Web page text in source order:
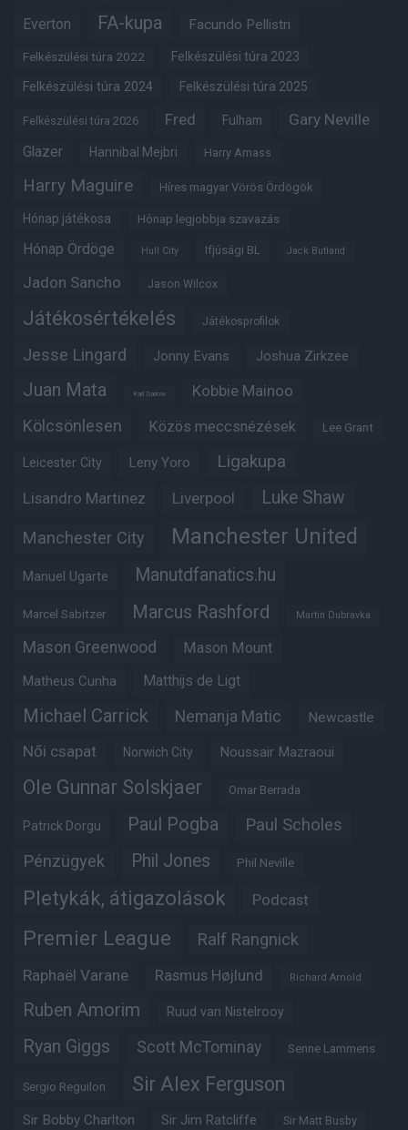
Everton FA-kupa Facundo Pellistri
Felkészülési túra 2022 Felkészülési túra 2023
Felkészülési túra 2024 Felkészülési túra 2025
Felkészülési túra 2026 Fred Fulham Gary Neville
Glazer Hannibal Mejbri Harry Amass
Harry Maguire Híres magyar Vörös Ördögök
Hónap játékosa Hónap legjobbja szavazás
Hónap Ördöge Hull City Ifjúsági BL Jack Butland
Jadon Sancho Jason Wilcox
Játékosértékelés Játékosprofilok
Jesse Lingard Jonny Evans Joshua Zirkzee
Juan Mata Karl Darlow Kobbie Mainoo
Kölcsönlesen Közös meccsnézések Lee Grant
Leicester City Leny Yoro Ligakupa
Lisandro Martinez Liverpool Luke Shaw
Manchester City Manchester United
Manuel Ugarte Manutdfanatics.hu
Marcel Sabitzer Marcus Rashford Martin Dubravka
Mason Greenwood Mason Mount
Matheus Cunha Matthijs de Ligt
Michael Carrick Nemanja Matic Newcastle
Női csapat Norwich City Noussair Mazraoui
Ole Gunnar Solskjaer Omar Berrada
Patrick Dorgu Paul Pogba Paul Scholes
Pénzügyek Phil Jones Phil Neville
Pletykák, átigazolások Podcast
Premier League Ralf Rangnick
Raphaël Varane Rasmus Højlund Richard Arnold
Ruben Amorim Ruud van Nistelrooy
Ryan Giggs Scott McTominay Senne Lammens
Sergio Reguilon Sir Alex Ferguson
Sir Bobby Charlton Sir Jim Ratcliffe Sir Matt Busby